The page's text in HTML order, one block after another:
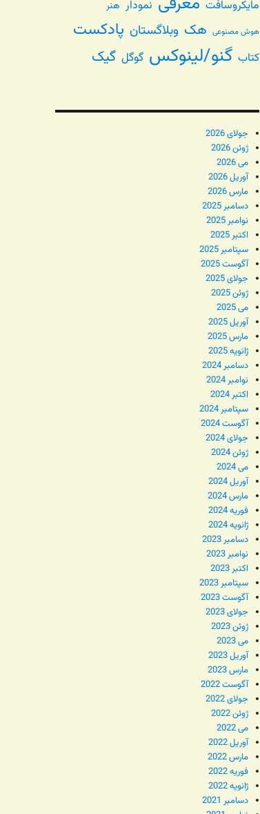
مایکروسافت نمودار هنر
هوش مصنوعی هک وبلاگستان پادکست
کتاب گنو/لینوکس گوگل گیک
جولای 2026
ژوئن 2026
می 2026
آوریل 2026
مارس 2026
دسامبر 2025
نوامبر 2025
اکتبر 2025
سپتامبر 2025
آگوست 2025
جولای 2025
ژوئن 2025
می 2025
آوریل 2025
مارس 2025
ژانویه 2025
دسامبر 2024
نوامبر 2024
اکتبر 2024
سپتامبر 2024
آگوست 2024
جولای 2024
ژوئن 2024
می 2024
آوریل 2024
مارس 2024
فوریه 2024
ژانویه 2024
دسامبر 2023
نوامبر 2023
اکتبر 2023
سپتامبر 2023
آگوست 2023
جولای 2023
ژوئن 2023
می 2023
آوریل 2023
مارس 2023
آگوست 2022
جولای 2022
ژوئن 2022
می 2022
آوریل 2022
مارس 2022
فوریه 2022
ژانویه 2022
دسامبر 2021